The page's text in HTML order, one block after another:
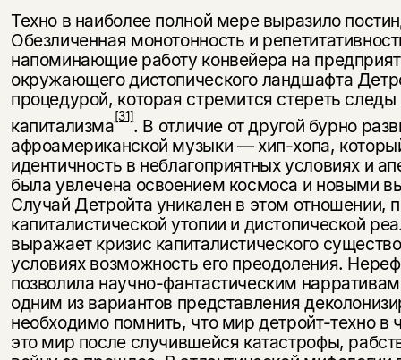
Техно в наиболее полной мере выразило
Обезличенная монотонность и
напоминающие работу конвейера на
окружающего дистопического ландшафта
процедурой, которая стремится стереть
капитализма[31]. В отличие от другой бурно
афроамериканской музыки — хип-хопа,
идентичность в неблагоприятных условиях и
была увлечена освоением космоса и новыми
Случай Детройта уникален в этом отношении,
капиталистической утопии и дистопической
выражает кризис капиталистического
условиях возможность его преодоления.
позволила научно-фантастическим
одним из вариантов представления
необходимо помнить, что мир детройт-техно
это мир после случившейся катастрофы,
Я соглашаюсь сПолитикой конфиденциальности
подписаться
Я соглашаюсь сПолитикой конфиденциальности
подписаться
вам уже исполнилось 18 лет?
да
нет, вернуться назад